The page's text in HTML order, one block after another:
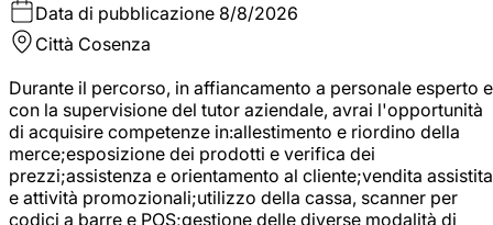
Data di pubblicazione 8/8/2026
Città Cosenza
Durante il percorso, in affiancamento a personale esperto e
con la supervisione del tutor aziendale, avrai l'opportunità
di acquisire competenze in:allestimento e riordino della
merce;esposizione dei prodotti e verifica dei
prezzi;assistenza e orientamento al cliente;vendita assistita
e attività promozionali;utilizzo della cassa, scanner per
codici a barre e POS;gestione delle diverse modalità di